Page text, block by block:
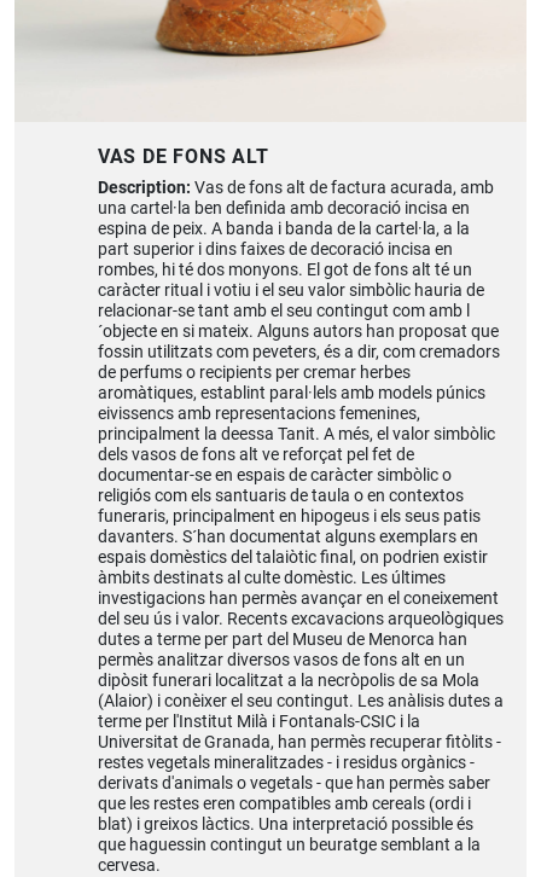
VAS DE FONS ALT
Description: Vas de fons alt de factura acurada, amb
una cartel·la ben definida amb decoració incisa en
espina de peix. A banda i banda de la cartel·la, a la
part superior i dins faixes de decoració incisa en
rombes, hi té dos monyons. El got de fons alt té un
caràcter ritual i votiu i el seu valor simbòlic hauria de
relacionar-se tant amb el seu contingut com amb l
´objecte en si mateix. Alguns autors han proposat que
fossin utilitzats com peveters, és a dir, com cremadors
de perfums o recipients per cremar herbes
aromàtiques, establint paral·lels amb models púnics
eivissencs amb representacions femenines,
principalment la deessa Tanit. A més, el valor simbòlic
dels vasos de fons alt ve reforçat pel fet de
documentar-se en espais de caràcter simbòlic o
religiós com els santuaris de taula o en contextos
funeraris, principalment en hipogeus i els seus patis
davanters. S´han documentat alguns exemplars en
espais domèstics del talaiòtic final, on podrien existir
àmbits destinats al culte domèstic. Les últimes
investigacions han permès avançar en el coneixement
del seu ús i valor. Recents excavacions arqueològiques
dutes a terme per part del Museu de Menorca han
permès analitzar diversos vasos de fons alt en un
dipòsit funerari localitzat a la necròpolis de sa Mola
(Alaior) i conèixer el seu contingut. Les anàlisis dutes a
terme per l'Institut Milà i Fontanals-CSIC i la
Universitat de Granada, han permès recuperar fitòlits -
restes vegetals mineralitzades - i residus orgànics -
derivats d'animals o vegetals - que han permès saber
que les restes eren compatibles amb cereals (ordi i
blat) i greixos làctics. Una interpretació possible és
que haguessin contingut un beuratge semblant a la
cervesa.